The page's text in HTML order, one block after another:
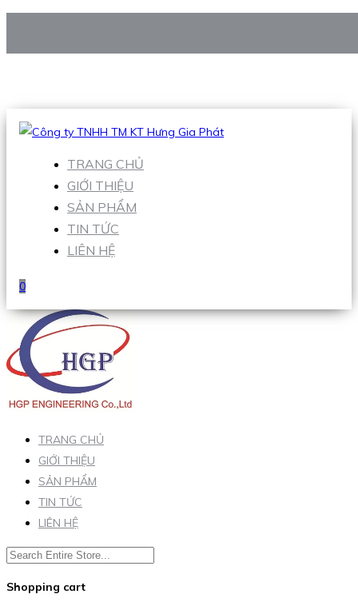
Hotline:0938 906 663
TRANG CHỦ
GIỚI THIỆU
SẢN PHẨM
TIN TỨC
LIÊN HỆ
0
TRANG CHỦ
GIỚI THIỆU
SẢN PHẨM
TIN TỨC
LIÊN HỆ
Shopping cart